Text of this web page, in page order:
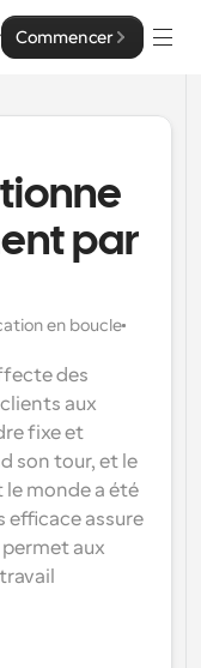
Commencer
groupes
avec plus de
entreprise
Cal.com
notre API publique
variable pour la
en boucle
par
des
aux
fixe et
son tour, et le
le monde a été
efficace assure
aux